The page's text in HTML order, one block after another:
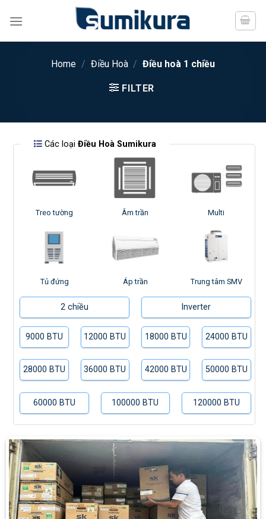
đến
Home / Điều Hoà / Điều hoà 1 chiều
FILTER
Các loại Điều Hoà Sumikura
Treo tường Âm trần Multi
Tủ đứng Áp trần Trung tâm SMV
2 chiều Inverter
9000 BTU 12000 BTU 18000 BTU 24000 BTU
28000 BTU 36000 BTU 42000 BTU 50000 BTU
60000 BTU 100000 BTU 120000 BTU